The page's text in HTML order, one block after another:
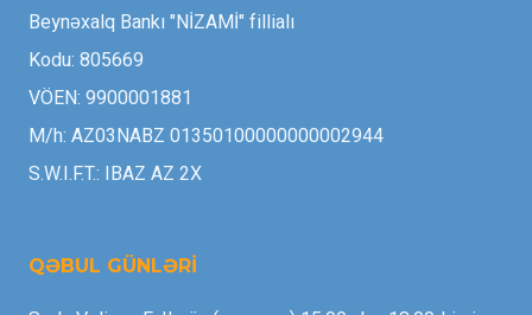
Beynəxalq Bankı "NİZAMİ" fillialı
Kodu: 805669
VÖEN: 9900001881
M/h: AZ03NABZ 01350100000000002944
S.W.I.F.T.: IBAZ AZ 2X
QƏBUL GÜNLƏRİ